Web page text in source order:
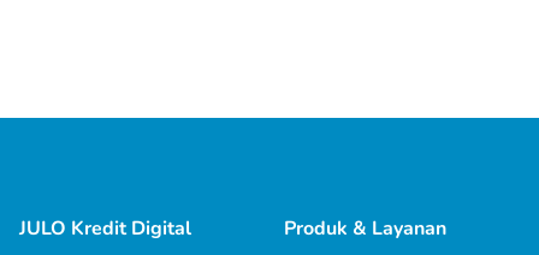
JULO Kredit Digital
Produk & Layanan